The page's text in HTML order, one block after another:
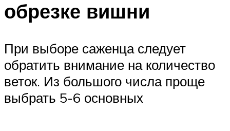
обрезке вишни
При выборе саженца следует
обратить внимание на количество
веток. Из большого числа проще
выбрать 5-6 основных